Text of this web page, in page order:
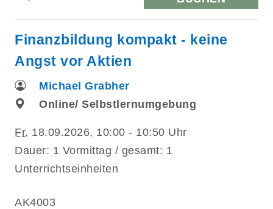
Finanzbildung kompakt - keine
Angst vor Aktien
Michael Grabher
Online/ Selbstlernumgebung
Fr. 18.09.2026, 10:00 - 10:50 Uhr
Dauer: 1 Vormittag / gesamt: 1
Unterrichtseinheiten
AK4003